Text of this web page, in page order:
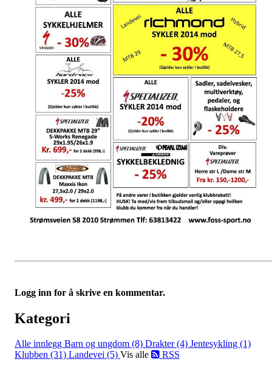
Logg inn for å skrive en kommentar.
Kategori
Alle innlegg Barn og ungdom (8) Drakter (4) Jentesykling (1)
Klubben (31) Landevei (5) Vis alle RSS